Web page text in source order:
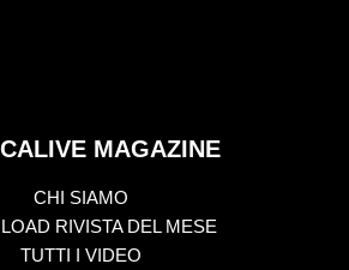
MAGAZINE
CHI SIAMO
RIVISTA DEL MESE
TUTTI I VIDEO